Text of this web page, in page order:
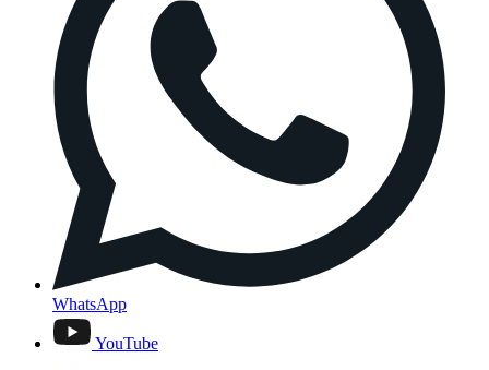
WhatsApp
YouTube